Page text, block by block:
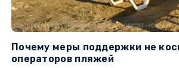
Почему меры поддержки не
операторов пляжей